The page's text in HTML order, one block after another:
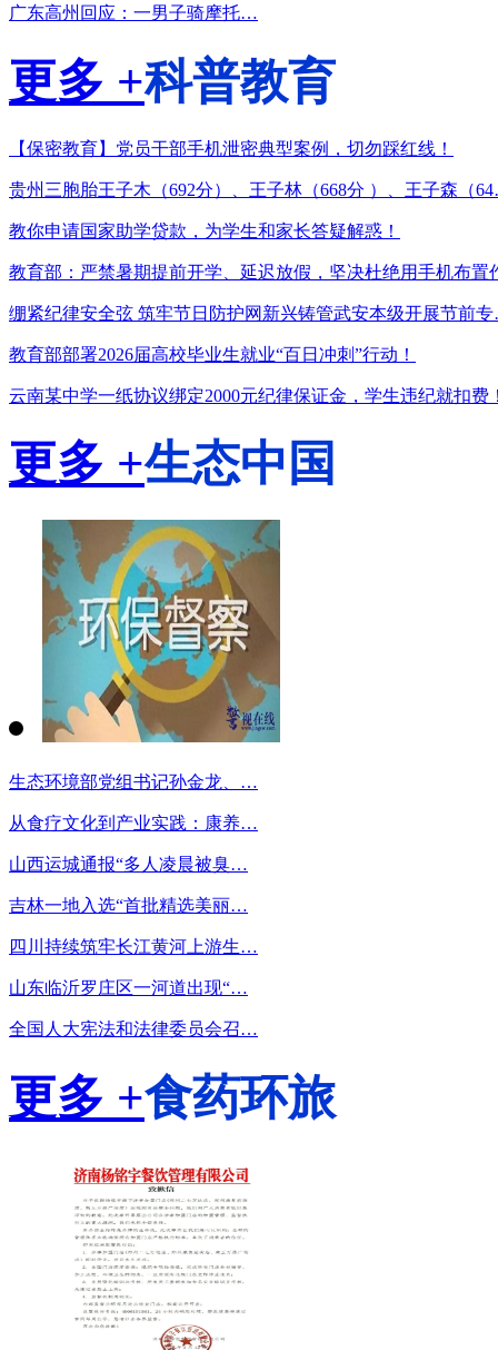
广东高州回应：一男子骑摩托…
更多 +科普教育
【保密教育】党员干部手机泄密典型案例，切勿踩红线！
贵州三胞胎王子木（692分）、王子林（668分 ）、王子森（
教你申请国家助学贷款，为学生和家长答疑解惑！
教育部：严禁暑期提前开学、延迟放假，坚决杜绝用手机布
绷紧纪律安全弦 筑牢节日防护网新兴铸管武安本级开展节前
教育部部署2026届高校毕业生就业“百日冲刺”行动！
云南某中学一纸协议绑定2000元纪律保证金，学生违纪就扣
更多 +生态中国
生态环境部党组书记孙金龙、…
从食疗文化到产业实践：康养…
山西运城通报“多人凌晨被臭…
吉林一地入选“首批精选美丽…
四川持续筑牢长江黄河上游生…
山东临沂罗庄区一河道出现“…
全国人大宪法和法律委员会召…
更多 +食药环旅